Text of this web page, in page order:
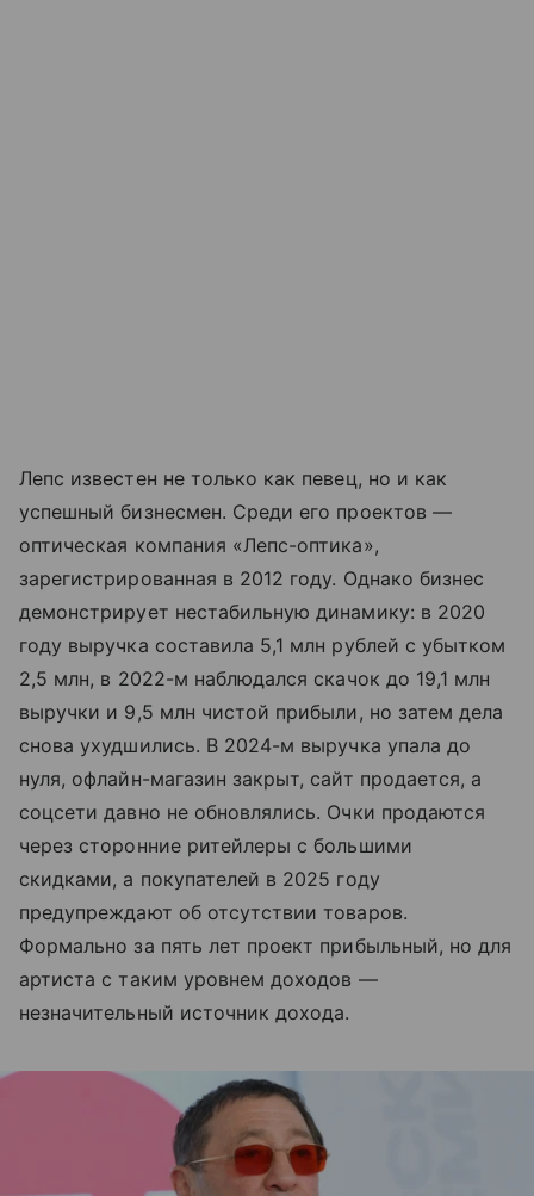
Лепс известен не только как певец, но и как
успешный бизнесмен. Среди его проектов —
оптическая компания «Лепс-оптика»,
зарегистрированная в 2012 году. Однако бизнес
демонстрирует нестабильную динамику: в 2020
году выручка составила 5,1 млн рублей с убытком
2,5 млн, в 2022-м наблюдался скачок до 19,1 млн
выручки и 9,5 млн чистой прибыли, но затем дела
снова ухудшились. В 2024-м выручка упала до
нуля, офлайн-магазин закрыт, сайт продается, а
соцсети давно не обновлялись. Очки продаются
через сторонние ритейлеры с большими
скидками, а покупателей в 2025 году
предупреждают об отсутствии товаров.
Формально за пять лет проект прибыльный, но для
артиста с таким уровнем доходов —
незначительный источник дохода.